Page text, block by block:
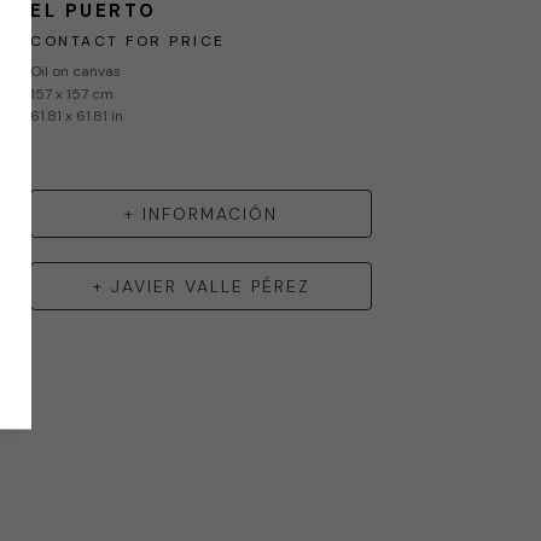
EL PUERTO
CONTACT FOR PRICE
Oil on canvas
157 x 157 cm
61.81 x 61.81 in
+ INFORMACIÓN
+ JAVIER VALLE PÉREZ